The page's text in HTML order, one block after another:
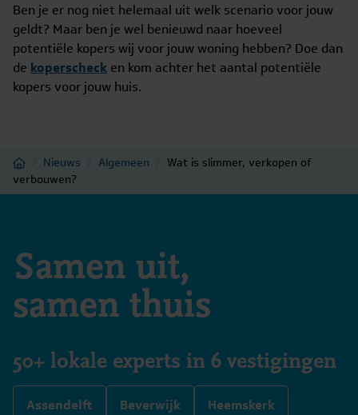
Ben je er nog niet helemaal uit welk scenario voor jouw
geldt? Maar ben je wel benieuwd naar hoeveel
potentiële kopers wij voor jouw woning hebben? Doe dan
de koperscheck en kom achter het aantal potentiële
kopers voor jouw huis.
Home Nieuws Algemeen
Wat is slimmer, verkopen of
verbouwen?
Samen uit,
samen thuis
50+ lokale experts in 6 vestigingen
Assendelft Beverwijk Heemskerk